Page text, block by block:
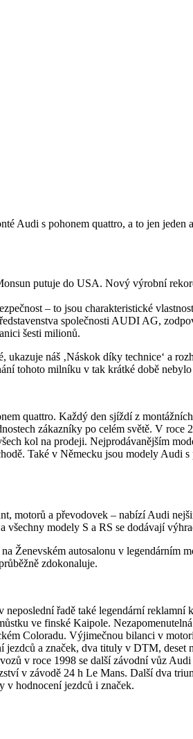
Audi s pohonem quattro, a to jen
putuje do USA. Nový výrobní
– to jsou charakteristické
společnosti AUDI AG,
šesti milionů.
náš ‚Náskok díky technice‘ a
tohoto milníku v tak krátké době nebylo
quattro. Každý den sjíždí z
zákazníky po celém světě. V
kol na prodeji. Nejprodávanějším
Také v Německu jsou modely
motorů a převodovek – nabízí Audi
modely S a RS se dodávají
Ženevském autosalonu v
zdokonaluje.
řadě také legendární
ve finské Kaipole.
Coloradu. Výjimečnou bilanci v
a značek, dva tituly v DTM,
v roce 1998 se další závodní vůz
v závodě 24 h Le Mans. Další dva
v hodnocení jezdců i značek.